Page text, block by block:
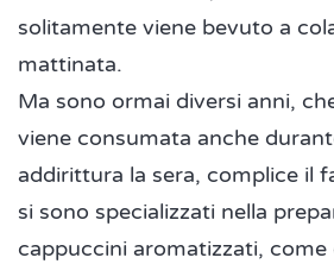
solitamente viene bevuto a
mattinata.
Ma sono ormai diversi anni,
viene consumata anche
addirittura la sera, complice il
si sono specializzati nella
cappuccini aromatizzati, come